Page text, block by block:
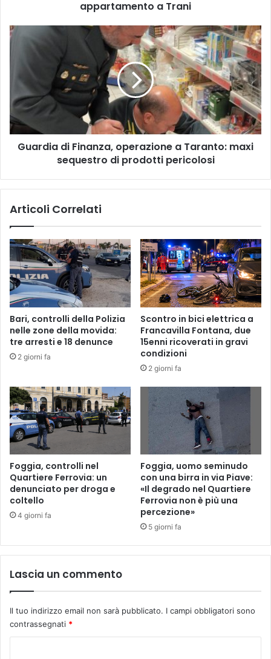
appartamento a Trani
Guardia
di
operazione
Taranto:
maxi
sequestro
di
prodotti
Guardia di Finanza, operazione a Taranto: maxi
sequestro di prodotti pericolosi
Articoli Correlati
Bari, controlli della Polizia
nelle zone della movida:
tre arresti e 18 denunce
2 giorni fa
Scontro in bici elettrica a
Francavilla Fontana, due
15enni ricoverati in gravi
condizioni
2 giorni fa
Foggia, controlli nel
Quartiere Ferrovia: un
denunciato per droga e
coltello
4 giorni fa
Foggia, uomo seminudo
con una birra in via Piave:
«Il degrado nel Quartiere
Ferrovia non è più una
percezione»
5 giorni fa
Lascia un commento
Il tuo indirizzo email non sarà pubblicato. I campi obbligatori sono
contrassegnati *